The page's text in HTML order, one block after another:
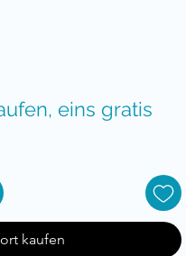
eins gratis
kaufen